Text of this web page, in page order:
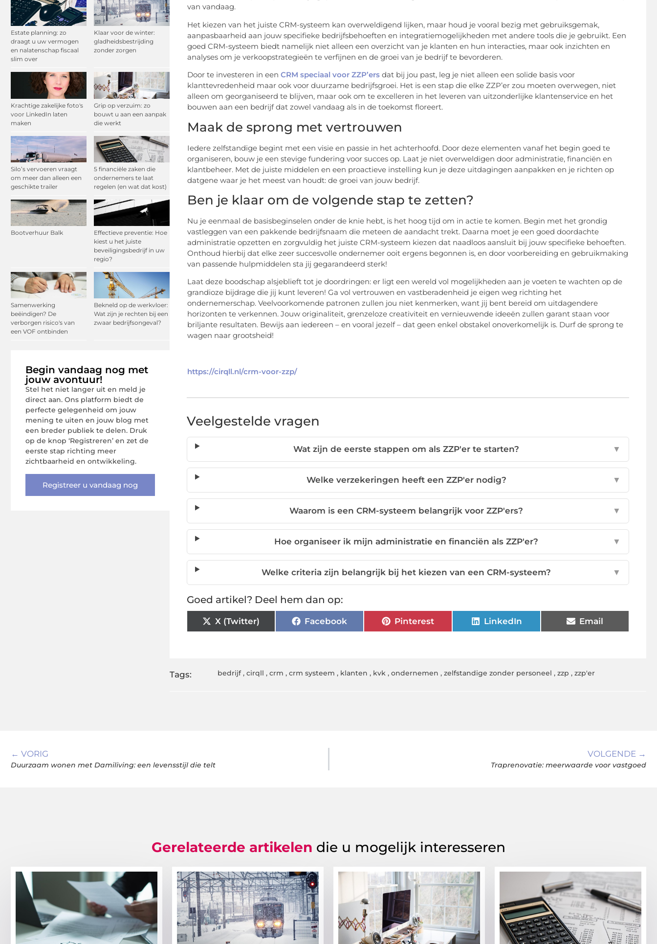
Estate planning: zo
draagt u uw vermogen
en nalatenschap fiscaal
slim over
Klaar voor de winter:
gladheidsbestrijding
zonder zorgen
Krachtige zakelijke foto's
voor LinkedIn laten
maken
Grip op verzuim: zo
bouwt u aan een aanpak
die werkt
Silo’s vervoeren vraagt
om meer dan alleen een
geschikte trailer
5 financiële zaken die
ondernemers te laat
regelen (en wat dat kost)
Bootverhuur Balk
Effectieve preventie: Hoe
kiest u het juiste
beveiligingsbedrijf in uw
regio?
Samenwerking
beëindigen? De
verborgen risico's van
een VOF ontbinden
Bekneld op de werkvloer:
Wat zijn je rechten bij een
zwaar bedrijfsongeval?
Begin vandaag nog met
jouw avontuur!
Stel het niet langer uit en meld je
direct aan. Ons platform biedt de
perfecte gelegenheid om jouw
mening te uiten en jouw blog met
een breder publiek te delen. Druk
op de knop ‘Registreren’ en zet de
eerste stap richting meer
zichtbaarheid en ontwikkeling.
Registreer u vandaag nog
van vandaag.
Het kiezen van het juiste CRM-systeem kan overweldigend lijken, maar houd je vooral bezig met gebruiksgemak,
aanpasbaarheid aan jouw specifieke bedrijfsbehoeften en integratiemogelijkheden met andere tools die je gebruikt. Een
goed CRM-systeem biedt namelijk niet alleen een overzicht van je klanten en hun interacties, maar ook inzichten en
analyses om je verkoopstrategieën te verfijnen en de groei van je bedrijf te bevorderen.
Door te investeren in een CRM speciaal voor ZZP’ers dat bij jou past, leg je niet alleen een solide basis voor
klanttevredenheid maar ook voor duurzame bedrijfsgroei. Het is een stap die elke ZZP’er zou moeten overwegen, niet
alleen om georganiseerd te blijven, maar ook om te excelleren in het leveren van uitzonderlijke klantenservice en het
bouwen aan een bedrijf dat zowel vandaag als in de toekomst floreert.
Maak de sprong met vertrouwen
Iedere zelfstandige begint met een visie en passie in het achterhoofd. Door deze elementen vanaf het begin goed te
organiseren, bouw je een stevige fundering voor succes op. Laat je niet overweldigen door administratie, financiën en
klantbeheer. Met de juiste middelen en een proactieve instelling kun je deze uitdagingen aanpakken en je richten op
datgene waar je het meest van houdt: de groei van jouw bedrijf.
Ben je klaar om de volgende stap te zetten?
Nu je eenmaal de basisbeginselen onder de knie hebt, is het hoog tijd om in actie te komen. Begin met het grondig
vastleggen van een pakkende bedrijfsnaam die meteen de aandacht trekt. Daarna moet je een goed doordachte
administratie opzetten en zorgvuldig het juiste CRM-systeem kiezen dat naadloos aansluit bij jouw specifieke behoeften.
Onthoud hierbij dat elke zeer succesvolle ondernemer ooit ergens begonnen is, en door voorbereiding en gebruikmaking
van passende hulpmiddelen sta jij gegarandeerd sterk!
Laat deze boodschap alsjeblieft tot je doordringen: er ligt een wereld vol mogelijkheden aan je voeten te wachten op de
grandioze bijdrage die jij kunt leveren! Ga vol vertrouwen en vastberadenheid je eigen weg richting het
ondernemerschap. Veelvoorkomende patronen zullen jou niet kenmerken, want jij bent bereid om uitdagendere
horizonten te verkennen. Jouw originaliteit, grenzeloze creativiteit en vernieuwende ideeën zullen garant staan voor
briljante resultaten. Bewijs aan iedereen – en vooral jezelf – dat geen enkel obstakel onoverkomelijk is. Durf de sprong te
wagen naar grootsheid!
https://cirqll.nl/crm-voor-zzp/
Veelgestelde vragen
Wat zijn de eerste stappen om als ZZP'er te starten? ▼
Welke verzekeringen heeft een ZZP'er nodig? ▼
Waarom is een CRM-systeem belangrijk voor ZZP'ers? ▼
Hoe organiseer ik mijn administratie en financiën als ZZP'er? ▼
Welke criteria zijn belangrijk bij het kiezen van een CRM-systeem? ▼
Goed artikel? Deel hem dan op:
X (Twitter) Facebook Pinterest LinkedIn Email
Tags: bedrijf, cirqll , crm , crm systeem , klanten , kvk, ondernemen , zelfstandige zonder personeel , zzp , zzp'er
← VORIG
Duurzaam wonen met Damiliving: een levensstijl die telt
VOLGENDE →
Traprenovatie: meerwaarde voor vastgoed
Gerelateerde artikelen die u mogelijk interesseren